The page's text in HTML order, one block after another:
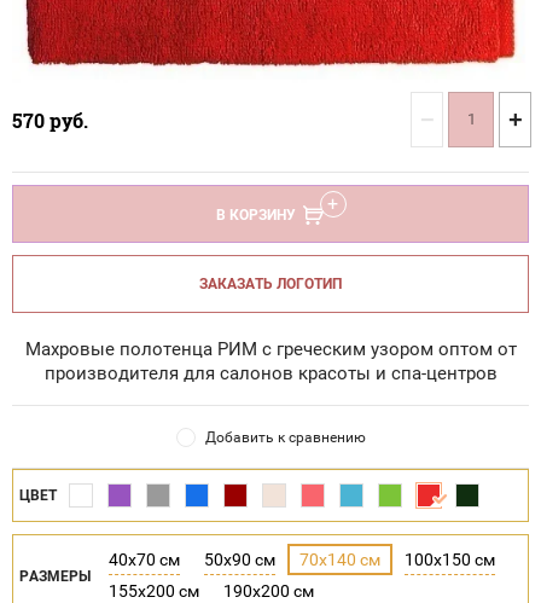
570руб. − +
В КОРЗИНУ
ЗАКАЗАТЬ ЛОГОТИП
Махровые полотенца РИМ с греческим узором оптом от
производителя для салонов красоты и спа-центров
Добавить к сравнению
ЦВЕТ
РАЗМЕРЫ
40x70 см 50x90 см 70x140 см
100x150 см
155x200 см
190x200 см